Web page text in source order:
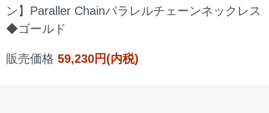
ン】Paraller Chainパラレルチェーンネックレス
◆ゴールド
販売価格 59,230円(内税)